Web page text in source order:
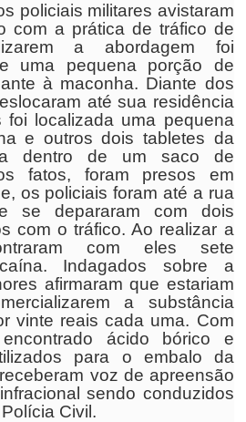
policiais militares avistaram
com a prática de tráfico de
a abordagem foi
uma pequena porção de
à maconha. Diante dos
até sua residência
localizada uma pequena
e outros dois tabletes da
dentro de um saco de
fatos, foram presos em
os policiais foram até a rua
se depararam com dois
com o tráfico. Ao realizar a
com eles sete
Indagados sobre a
afirmaram que estariam
a substância
vinte reais cada uma. Com
ácido bórico e
para o embalo da
voz de apreensão
sendo conduzidos
Civil.